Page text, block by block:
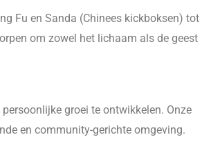
Fu en Sanda (Chinees kickboksen) tot
om zowel het lichaam als de geest
groei te ontwikkelen. Onze
en community-gerichte omgeving.